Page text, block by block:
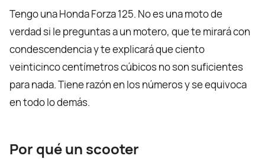
Tengo una Honda Forza 125. No es una moto de
verdad si le preguntas a un motero, que te mirará con
condescendencia y te explicará que ciento
veinticinco centímetros cúbicos no son suficientes
para nada. Tiene razón en los números y se equivoca
en todo lo demás.
Por qué un scooter